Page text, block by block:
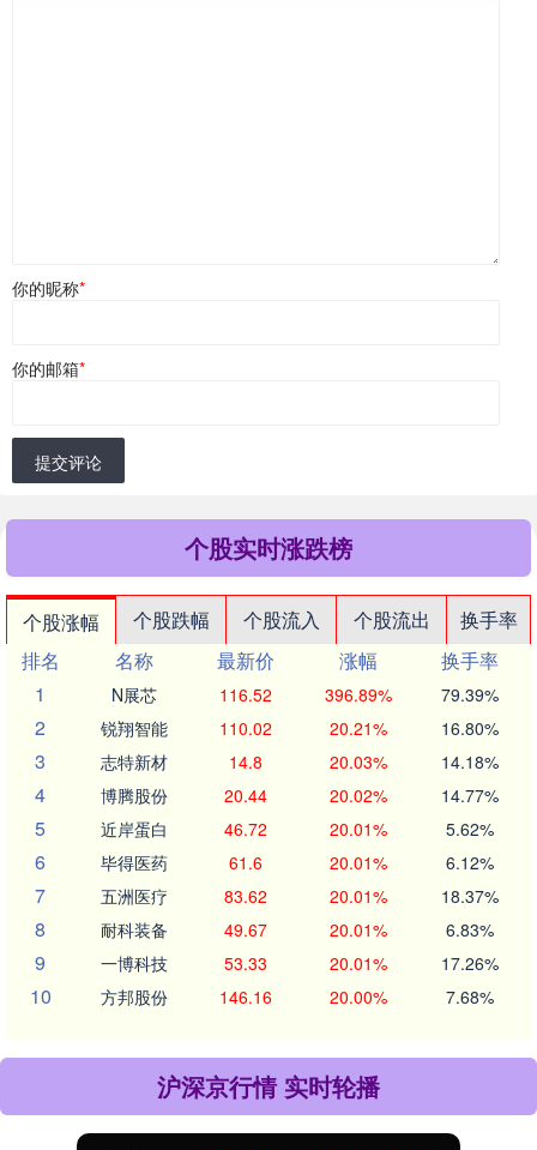
你的昵称*
你的邮箱*
提交评论
个股实时涨跌榜
个股涨幅 个股跌幅 个股流入 个股流出
换手率
排名
名称 最新价 涨幅
换手率
1
N展芯 116.52 396.89% 79.39%
2 锐翔智能 110.02 20.21% 16.80%
3 志特新材 14.8 20.03% 14.18%
4 博腾股份 20.44 20.02% 14.77%
5 近岸蛋白 46.72 20.01% 5.62%
6 毕得医药 61.6 20.01% 6.12%
7 五洲医疗 83.62 20.01% 18.37%
8 耐科装备 49.67 20.01% 6.83%
9 一博科技 53.33 20.01% 17.26%
10 方邦股份 146.16 20.00% 7.68%
沪深京行情 实时轮播